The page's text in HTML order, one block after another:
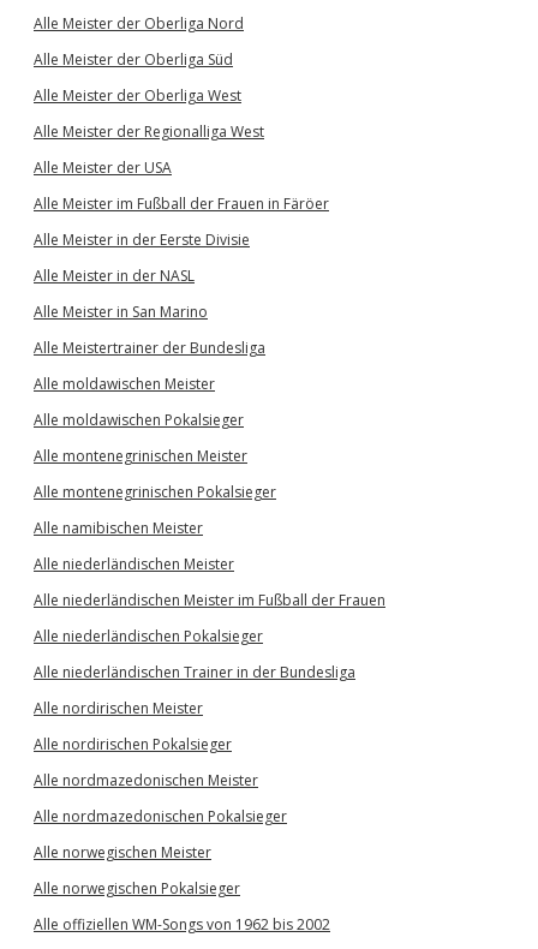
Alle Meister der Oberliga Nord
Alle Meister der Oberliga Süd
Alle Meister der Oberliga West
Alle Meister der Regionalliga West
Alle Meister der USA
Alle Meister im Fußball der Frauen in Färöer
Alle Meister in der Eerste Divisie
Alle Meister in der NASL
Alle Meister in San Marino
Alle Meistertrainer der Bundesliga
Alle moldawischen Meister
Alle moldawischen Pokalsieger
Alle montenegrinischen Meister
Alle montenegrinischen Pokalsieger
Alle namibischen Meister
Alle niederländischen Meister
Alle niederländischen Meister im Fußball der Frauen
Alle niederländischen Pokalsieger
Alle niederländischen Trainer in der Bundesliga
Alle nordirischen Meister
Alle nordirischen Pokalsieger
Alle nordmazedonischen Meister
Alle nordmazedonischen Pokalsieger
Alle norwegischen Meister
Alle norwegischen Pokalsieger
Alle offiziellen WM-Songs von 1962 bis 2002